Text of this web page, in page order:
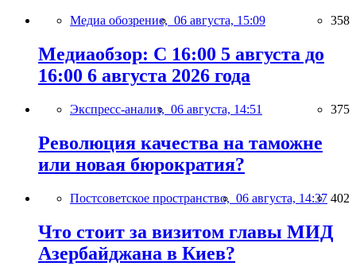
Медиа обозрение, 06 августа, 15:09 358
Медиаобзор: С 16:00 5 августа до
16:00 6 августа 2026 года
Экспресс-анализ, 06 августа, 14:51 375
Революция качества на таможне
или новая бюрократия?
Постсоветское пространство, 06 августа, 14:37 402
Что стоит за визитом главы МИД
Азербайджана в Киев?